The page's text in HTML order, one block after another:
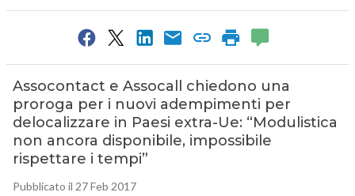
Assocontact e Assocall chiedono una
proroga per i nuovi adempimenti per
delocalizzare in Paesi extra-Ue: “Modulistica
non ancora disponibile, impossibile
rispettare i tempi”
Pubblicato il 27 Feb 2017